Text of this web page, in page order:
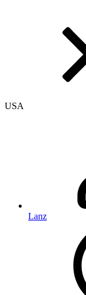
USA
Lanz